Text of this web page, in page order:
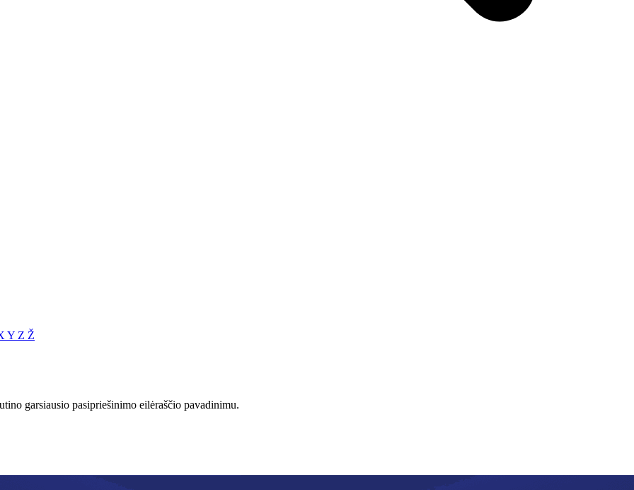
Y Z Ž
garsiausio pasipriešinimo eilėraščio pavadinimu.